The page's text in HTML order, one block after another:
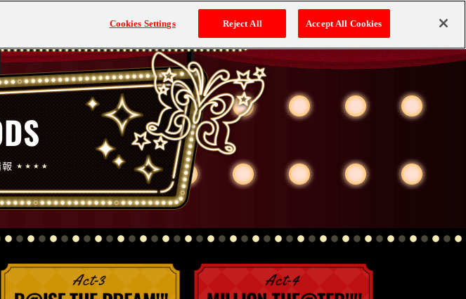
Cookies Settings Reject All Accept All Cookies